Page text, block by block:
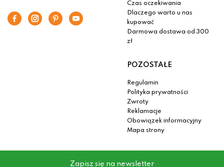
Czas oczekiwania
Dlaczego warto u nas
kupować
Darmowa dostawa od 300
zł
POZOSTAŁE
Regulamin
Polityka prywatności
Zwroty
Reklamacje
Obowiązek informacyjny
Mapa strony
Zapisz się na newsletter